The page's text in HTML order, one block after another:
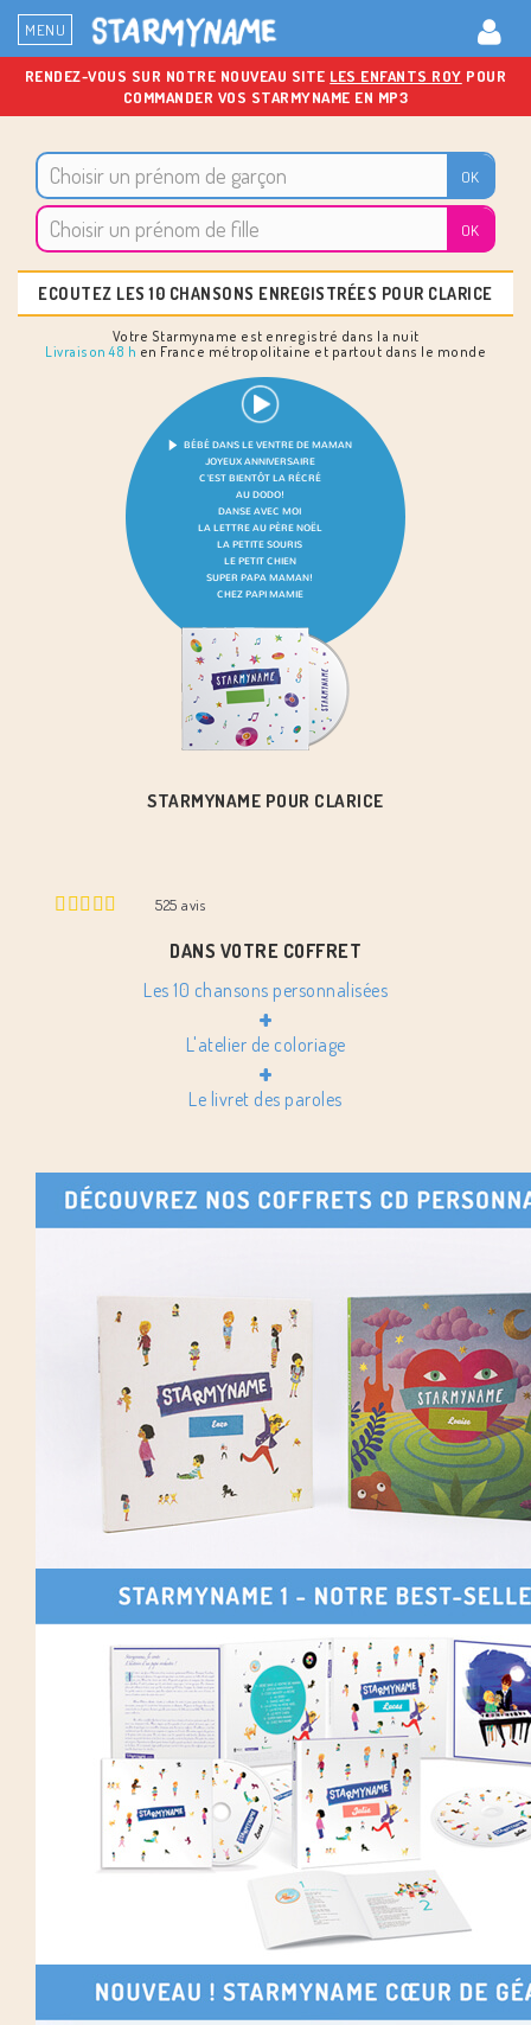
MENU
RENDEZ-VOUS SUR NOTRE NOUVEAU SITE LES ENFANTS ROY POUR
COMMANDER VOS STARMYNAME EN MP3
ECOUTEZ LES 10 CHANSONS ENREGISTRÉES POUR CLARICE
Votre Starmyname est enregistré dans la nuit
Livraison 48 h en France métropolitaine et partout dans le monde
STARMYNAME POUR CLARICE
525avis
DANS VOTRE COFFRET
Les 10 chansons personnalisées
+
L'atelier de coloriage
+
Le livret des paroles